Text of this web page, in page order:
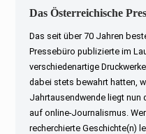
Das Österreichische
Das seit über 70 Jahren
Pressebüro publizierte im
verschiedenartige
dabei stets bewahrt hatten,
Jahrtausendwende liegt nun
auf online-Journalismus.
recherchierte Geschichte(n)